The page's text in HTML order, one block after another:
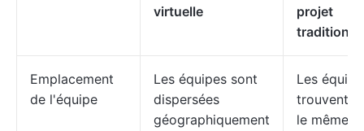
virtuelle
projet
Emplacement
de l'équipe
Les équipes sont
dispersées
géographiquement
Les
trouvent
le même